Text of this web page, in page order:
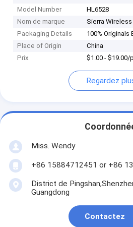
Model Number
HL6528
Nom de marque
Sierra Wireless
Packaging Details
100% Originals
Place of Origin
China
Prix
$1.00 - $19.00/
Regardez
Miss. Wendy
+86 15884712451 or +86
District de
Guangdong
Contactez